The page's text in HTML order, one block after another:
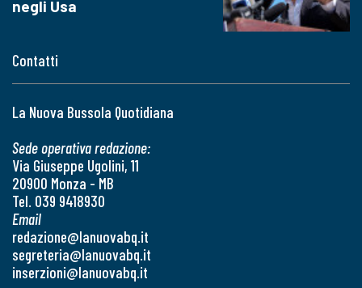
Contatti
La Nuova Bussola Quotidiana
Sede operativa redazione:
Via Giuseppe Ugolini, 11
20900 Monza - MB
Tel. 039 9418930
Email
redazione@lanuovabq.it
segreteria@lanuovabq.it
inserzioni@lanuovabq.it
negli Usa